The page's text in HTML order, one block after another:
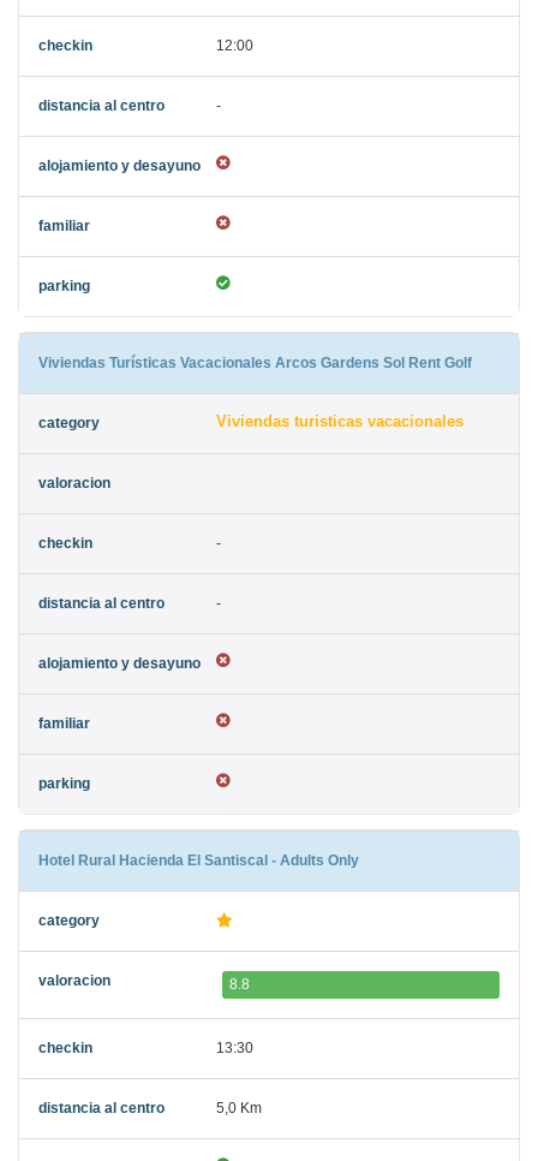
12:00
-
Viviendas Turísticas Vacacionales Arcos Gardens Sol Rent Golf
Viviendas turisticas vacacionales
-
-
Hotel Rural Hacienda El Santiscal - Adults Only
8.8
13:30
5,0 Km